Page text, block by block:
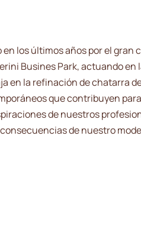
los últimos años por el
Busines Park, actuando
la refinación de chatarra
que contribuyen
de nuestros
de nuestro